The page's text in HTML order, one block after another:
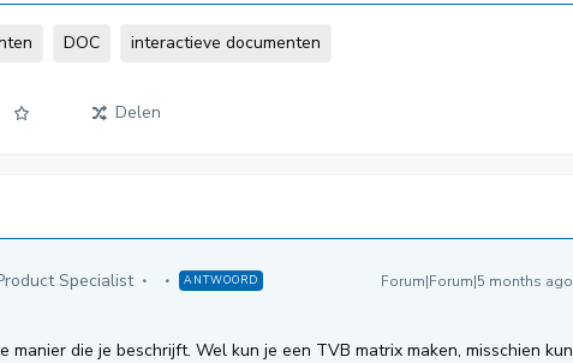
DOC interactieve documenten
Delen
Specialist ANTWOORD Forum|Forum|5 months ago
manier die je beschrijft. Wel kun je een TVB matrix maken, misschien kun